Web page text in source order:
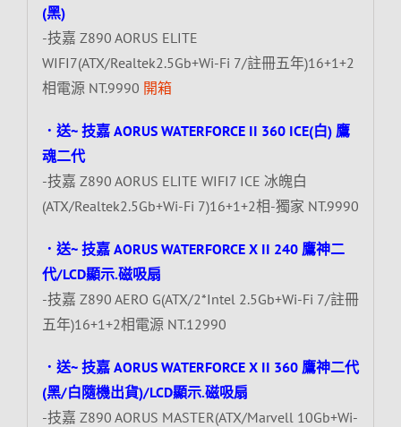
(黑)
-技嘉 Z890 AORUS ELITE
WIFI7(ATX/Realtek2.5Gb+Wi-Fi 7/註冊五年)16+1+2
相電源 NT.9990 開箱
．送~ 技嘉 AORUS WATERFORCE II 360 ICE(白) 鷹
魂二代
-技嘉 Z890 AORUS ELITE WIFI7 ICE 冰魄白
(ATX/Realtek2.5Gb+Wi-Fi 7)16+1+2相-獨家 NT.9990
．送~ 技嘉 AORUS WATERFORCE X II 240 鷹神二
代/LCD顯示.磁吸扇
-技嘉 Z890 AERO G(ATX/2*Intel 2.5Gb+Wi-Fi 7/註冊
五年)16+1+2相電源 NT.12990
．送~ 技嘉 AORUS WATERFORCE X II 360 鷹神二代
(黑/白隨機出貨)/LCD顯示.磁吸扇
-技嘉 Z890 AORUS MASTER(ATX/Marvell 10Gb+Wi-